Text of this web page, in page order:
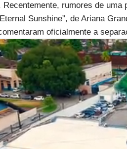
Recentemente, rumores de
Sunshine”, de Ariana
oficialmente a